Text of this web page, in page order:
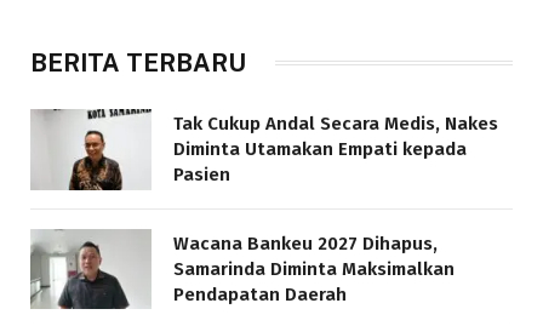
BERITA TERBARU
Tak Cukup Andal Secara Medis, Nakes
Diminta Utamakan Empati kepada
Pasien
Wacana Bankeu 2027 Dihapus,
Samarinda Diminta Maksimalkan
Pendapatan Daerah